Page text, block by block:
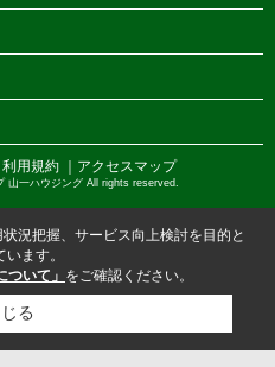
利用規約 ｜アクセスマップ
山一ハウジング All rights reserved.
況把握、サービス向上検討を目的と
ます。
ついて」 をご確認ください。
る